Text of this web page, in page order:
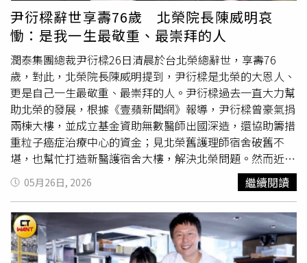
共工程」，過去無論社會事件、工程難題，甚至人生課題，
都會向尹衍樑請益，「他永遠在我的生命裡，永遠懷念、永
遠感謝。」
尹衍樑辭世享壽76歲 北榮院長陳威明哀
慟：是我一生最敬重、最崇拜的人
潤泰集團總裁尹衍樑26日清晨於台北榮總辭世，享壽76
歲，對此，北榮院長陳威明提到，尹衍樑是北榮的大恩人、
更是自己一生最敬重、最崇拜的人。尹衍樑過去一直大力幫
助北榮的發展，根據《壹蘋新聞網》報導，尹衍樑曾豪氣捐
兩棟大樓，並成立基金資助無數醫師出國深造，還協助籌措
重粒子癌症治療中心的資金；見北榮舊護理師宿舍破舊不
堪，也幫忙打造新醫護宿舍大樓，解決北榮問題。然而近年
來因健康問題，尹衍樑鮮少出現在公眾場合，最近一次是在
2025年3月出席已故竹聯幫前幫主黃少岑（么么）的告別
式，當時他親自到場弔唁，行走時需身旁多位助理攙扶，健
康問題已受到大眾關注。陳威明提到，尹衍樑總裁一生極為
低調，他的家人也同樣低調，長年默默行善、回饋社會，從
不張揚。但仍想請天上的總裁與家人諒解，容許自己親自撰
05月26日, 2026 繼續閱讀